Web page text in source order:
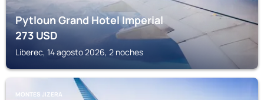
Pytloun Grand Hotel Imperial
273USD
Liberec, 14 agosto 2026, 2 noches
MONTES JIZERA